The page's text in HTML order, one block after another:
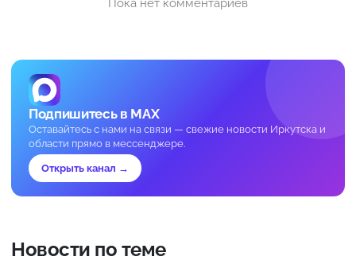
Пока нет комментариев
Подпишитесь в MAX
Оставайтесь с нами на связи — свежие новости Иркутска и
области прямо в мессенджере.
Открыть канал →
Новости по теме